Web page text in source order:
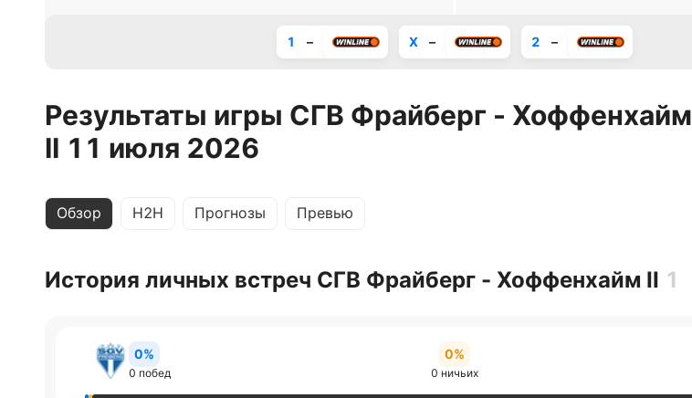
1 – X – 2 –
Результаты игры СГВ Фрайберг - Хоффенхайм
II 11 июля 2026
Обзор H2H Прогнозы Превью
История личных встреч СГВ Фрайберг - Хоффенхайм II 1
0%
0 побед
0%
0 ничьих